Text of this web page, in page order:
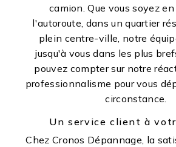
camion. Que vous soyez
l'autoroute, dans un quartier
plein centre-ville, notre
jusqu'à vous dans les plus
pouvez compter sur notre
professionnalisme pour vous
circonstance.
Un service client à
Chez Cronos Dépannage, la